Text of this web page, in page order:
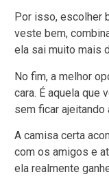
Por isso, escolher
veste bem,
ela sai muito mais
No fim, a melhor
cara. É aquela que
sem ficar ajeitando
A camisa certa
com os amigos e
ela realmente